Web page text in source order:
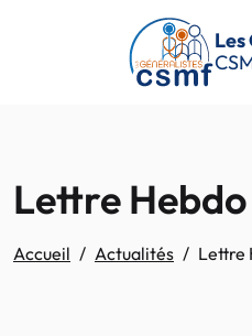
Passer au contenu principal
Lettre Hebdo
Accueil Actualités Lettre